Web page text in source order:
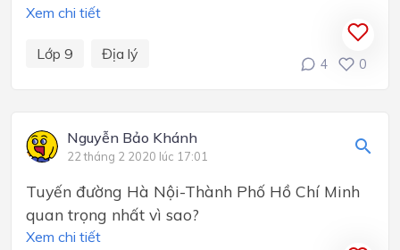
Xem chi tiết
Lớp 9 Địa lý
4 0
Nguyễn Bảo‎ Khánh
22 tháng 2 2020 lúc 17:01
Tuyến đường Hà Nội-Thành Phố Hồ Chí Minh
quan trọng nhất vì sao?
Xem chi tiết